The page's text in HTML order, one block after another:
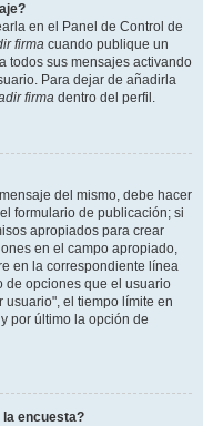
en el Panel de Control de
firma cuando publique un
todos sus mensajes activando
Para dejar de añadirla
firma dentro del perfil.
del mismo, debe hacer
formulario de publicación; si
apropiados para crear
en el campo apropiado,
en la correspondiente línea
de opciones que el usuario
el tiempo límite en
por último la opción de
la encuesta?